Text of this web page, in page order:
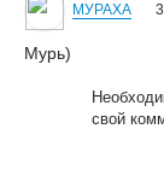
МУРАХА
Мурь)
свой